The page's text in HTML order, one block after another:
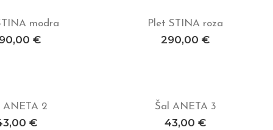
v košarico
modra
€
Dodaj v košarico
Plet STINA roza
290,00€
v košarico
ANETA 2
€
Dodaj v košarico
Šal ANETA 3
43,00€